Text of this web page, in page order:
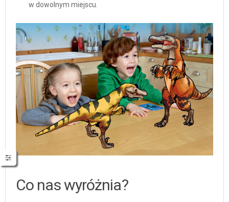
w dowolnym miejscu.
Co nas wyróżnia?